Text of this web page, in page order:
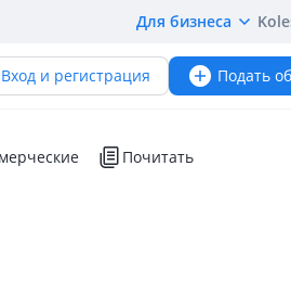
Для бизнеса
Вход и регистрация Подать
Почитать